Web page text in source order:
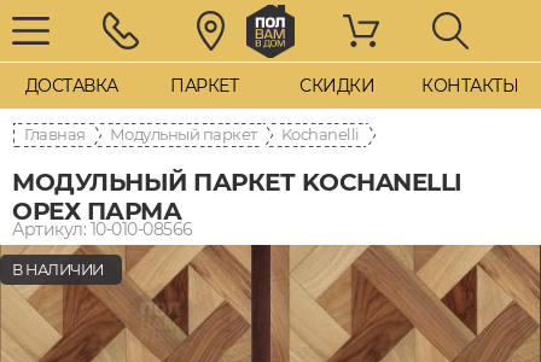
ДОСТАВКА ПАРКЕТ СКИДКИ КОНТАКТЫ
Главная Модульный паркет Kochanelli
МОДУЛЬНЫЙ ПАРКЕТ KOCHANELLI
ОРЕХ ПАРМА
Артикул: 10-010-08566
В НАЛИЧИИ